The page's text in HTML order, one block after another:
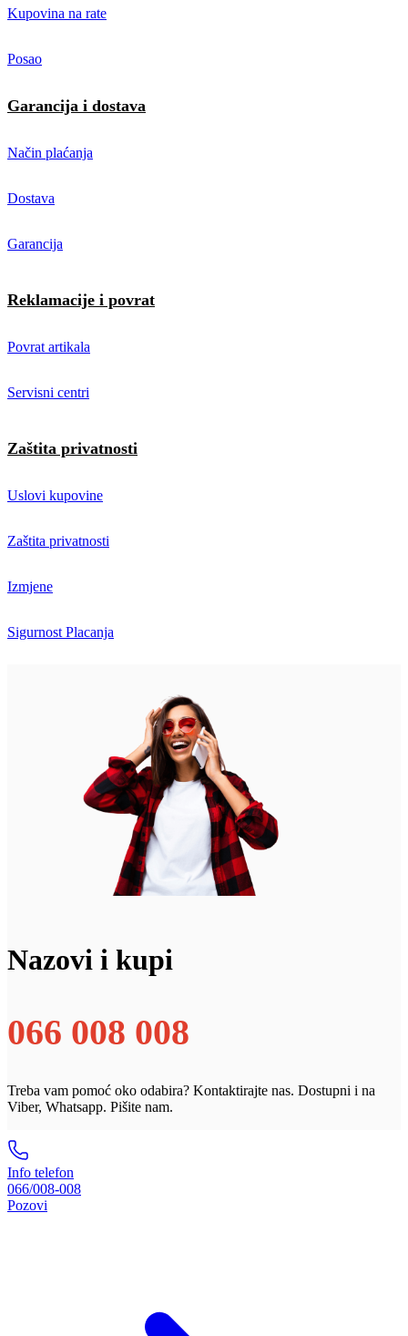
Kupovina na rate
Posao
Garancija i dostava
Način plaćanja
Dostava
Garancija
Reklamacije i povrat
Povrat artikala
Servisni centri
Zaštita privatnosti
Uslovi kupovine
Zaštita privatnosti
Izmjene
Sigurnost Placanja
Nazovi i kupi
066 008 008
Treba vam pomoć oko odabira? Kontaktirajte nas. Dostupni i na
Viber, Whatsapp. Pišite nam.
Info telefon
066/008-008
Pozovi